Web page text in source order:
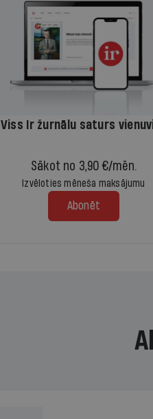
Viss Ir žurnālu saturs
Sākot no 3,90 €/mēn.
Izvēloties mēneša maksājumu
Abonēt